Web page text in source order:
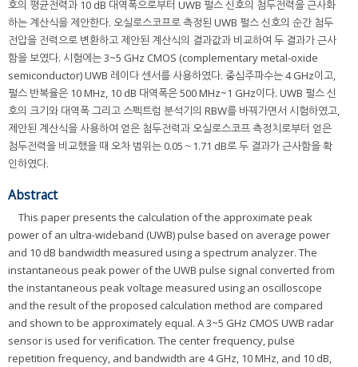
호의 평균전력과 10 dB 대역폭으로부터 UWB 펄스 신호의 첨두전력을 근사화
하는 계산식을 제안한다. 오실로스코프로 측정된 UWB 펄스 신호의 순간 첨두
전압을 전력으로 변환하고 제안된 계산식의 결과값과 비교하여 두 결과가 근사
함을 보였다. 시험에는 3~5 GHz CMOS (complementary metal-oxide
semiconductor) UWB 레이다 센서를 사용하였다. 중심주파수는 4 GHz이고,
펄스 반복율은 10 MHz, 10 dB 대역폭은 500 MHz~1 GHz이다. UWB 펄스 신
호의 크기와 대역폭 그리고 스펙트럼 분석기의 RBW를 바꿔가면서 시험하였고,
제안된 계산식을 사용하여 얻은 첨두전력과 오실로스코프 측정치로부터 얻은
첨두전력을 비교했을 때 오차 범위는 0.05～1.71 dB로 두 결과가 근사함을 확
인하였다.
Abstract
This paper presents the calculation of the approximate peak
power of an ultra-wideband (UWB) pulse based on average power
and 10 dB bandwidth measured using a spectrum analyzer. The
instantaneous peak power of the UWB pulse signal converted from
the instantaneous peak voltage measured using an oscilloscope
and the result of the proposed calculation method are compared
and shown to be approximately equal. A 3~5 GHz CMOS UWB radar
sensor is used for verification. The center frequency, pulse
repetition frequency, and bandwidth are 4 GHz, 10 MHz, and 10 dB,